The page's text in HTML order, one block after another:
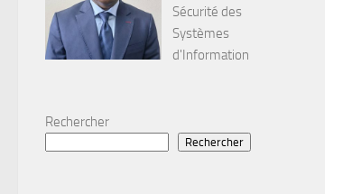
Sécurité des
Systèmes
d'Information
Rechercher
Rechercher